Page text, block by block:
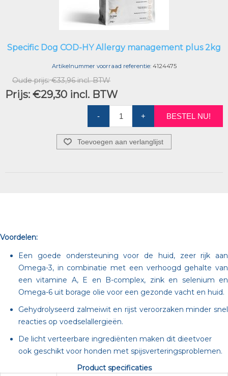
Specific Dog COD-HY Allergy management plus 2kg
Artikelnummer voorraad referentie: 4124475
Oude prijs: €33,96 incl. BTW
Prijs: €29,30 incl. BTW
- + BESTEL NU!
Toevoegen aan verlanglijst
Voordelen:
Een goede ondersteuning voor de huid, zeer rijk aan
Omega-3, in combinatie met een verhoogd gehalte van
een vitamine A, E en B-complex, zink en selenium en
Omega-6 uit borage olie voor een gezonde vacht en huid.
Gehydrolyseerd zalmeiwit en rijst veroorzaken minder snel
reacties op voedselallergieën.
De licht verteerbare ingrediënten maken dit dieetvoer
ook geschikt voor honden met spijsverteringsproblemen.
Product specificaties